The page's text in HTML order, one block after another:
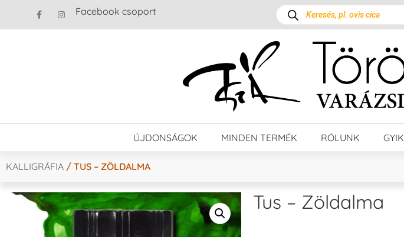
Facebook csoport
ÚJDONSÁGOK MINDEN TERMÉK RÓLUNK GYIK
KALLIGRÁFIA / TUS – ZÖLDALMA
Tus – Zöldalma